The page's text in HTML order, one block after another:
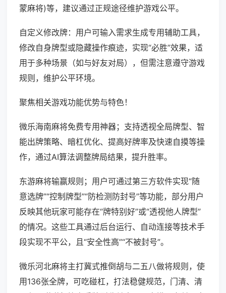
蒙麻将)等，建议通过正规途径维护游戏公平。
自定义修改牌：用户可输入需求生成专用辅助工具，
修改自身牌型或隐藏操作痕迹，实现“必胜”效果，适
用于多种场景（如与好友对局），但需注意遵守游戏
规则，维护公平环境。
聚焦相关游戏功能优势与特色！
微乐海南麻将免费专用神器；支持透视全局牌型、智
能出牌策略、暗杠优化、提高好牌率及快速自摸等操
作，通过AI算法调整牌局结果，提升胜率。
东游麻将输赢规则；用户可通过第三方软件实现“随
意选牌”“控制牌型”“防检测防封号”等功能，部分用户
反映其他玩家可能存在“牌特别好”或“透视他人牌型”
的情况。这些工具通过后台运行、自动连接等技术手
段实现不平公，且“安全性高”“不被封号”。
微乐河北麻将主打冀式推倒胡与二五八做将规则，使
用136张全牌，可吃碰杠，打法稳健规范，门清、清